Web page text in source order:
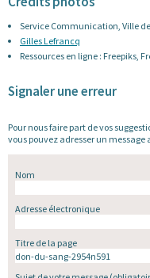
Service Communication, Ville de
Gilles Lefrancq
Ressources en ligne : Freepiks,
Signaler une erreur
Pour nous faire part de vos
vous pouvez adresser un message
Nom
Adresse électronique
Titre de la page